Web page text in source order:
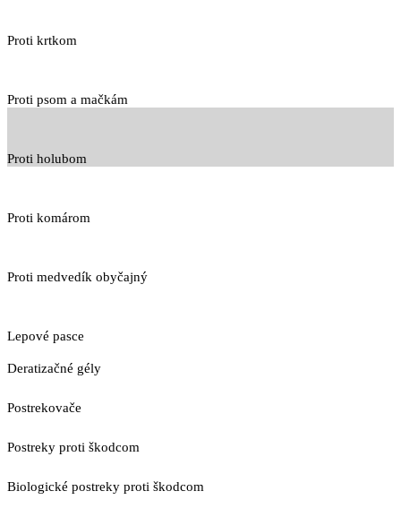
Proti krtkom
Proti psom a mačkám
Proti holubom
Proti komárom
Proti medvedík obyčajný
Lepové pasce
Deratizačné gély
Postrekovače
Postreky proti škodcom
Biologické postreky proti škodcom